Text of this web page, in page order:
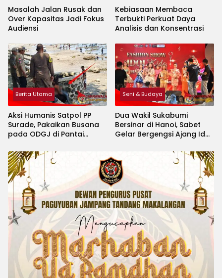
Masalah Jalan Rusak dan
Over Kapasitas Jadi Fokus
Audiensi
Kebiasaan Membaca
Terbukti Perkuat Daya
Analisis dan Konsentrasi
Berita Utama
Aksi Humanis Satpol PP
Surade, Pakaikan Busana
pada ODGJ di Pantai
Seni & Budaya
Dua Wakil Sukabumi
Bersinar di Hanoi, Sabet
Gelar Bergengsi Ajang Idol